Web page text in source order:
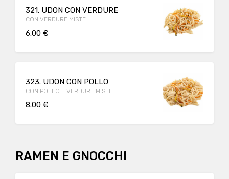
321. UDON CON VERDURE
CON VERDURE MISTE
6.00 €
323. UDON CON POLLO
CON POLLO E VERDURE MISTE
8.00 €
RAMEN E GNOCCHI